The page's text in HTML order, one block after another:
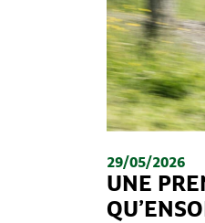
29/05/2026
UNE